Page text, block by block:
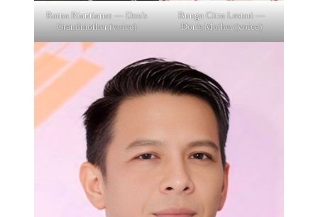
Ratna Riantiarno — Don's
Grandmother (voice)
Bunga Citra Lestari —
Don's Mother (voice)